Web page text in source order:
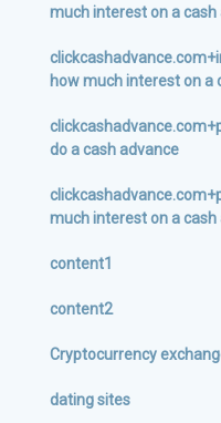
much interest on a cash
how much interest on a
do a cash advance
much interest on a cash
content1
content2
Cryptocurrency
dating sites